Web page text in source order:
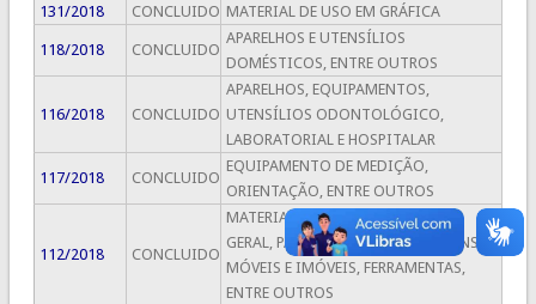
131/2018
CONCLUIDO MATERIAL DE USO EM GRÁFICA
118/2018 CONCLUIDO
APARELHOS E UTENSÍLIOS
DOMÉSTICOS, ENTRE OUTROS
116/2018 CONCLUIDO
APARELHOS, EQUIPAMENTOS,
UTENSÍLIOS ODONTOLÓGICO,
LABORATORIAL E HOSPITALAR
117/2018 CONCLUIDO
EQUIPAMENTO DE MEDIÇÃO,
ORIENTAÇÃO, ENTRE OUTROS
112/2018 CONCLUIDO
MATERIAL PARA CONSTRUÇÃO EM
GERAL, PARA MANUTENÇÃO DE BENS
MÓVEIS E IMÓVEIS, FERRAMENTAS,
ENTRE OUTROS